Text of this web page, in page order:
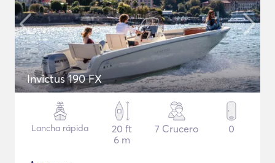
Invictus 190 FX
Lancha rápida
20 ft
6 m
7 Crucero 0